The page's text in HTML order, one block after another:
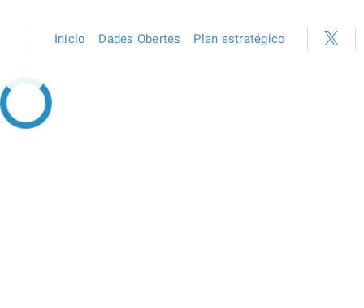
Inicio Dades Obertes Plan estratégico